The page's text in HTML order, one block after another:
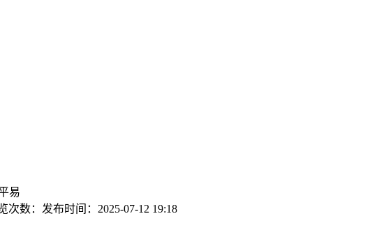
易
次数： 发布时间： 2025-07-12 19:18